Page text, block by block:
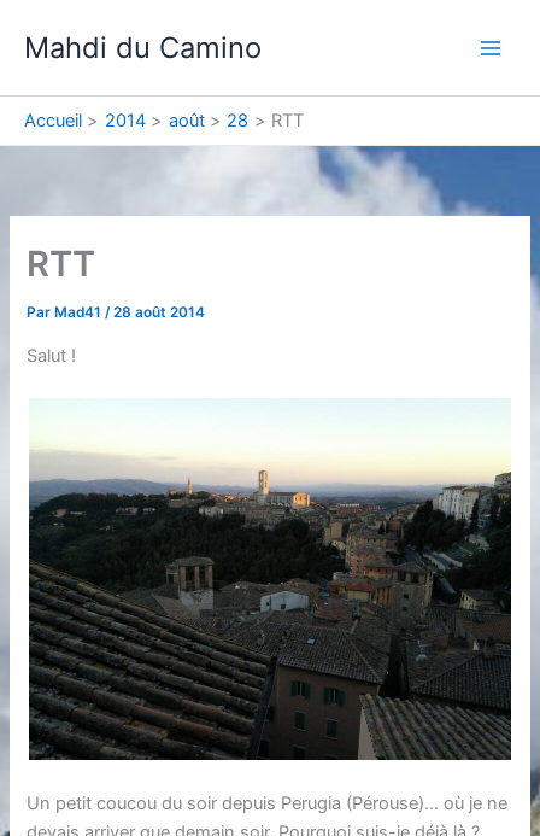
Mahdi du Camino
Accueil 2014 août 28 RTT
RTT
Par Mad41/28 août 2014
Salut !
Un petit coucou du soir depuis Perugia (Pérouse)… où je ne